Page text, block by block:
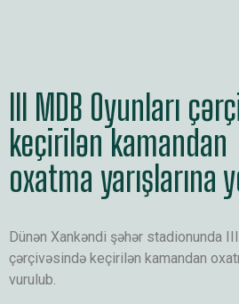
III MDB Oyunları
keçirilən kamandan
oxatma yarışlarına
Dünən Xankəndi şəhər stadionunda
çərçivəsində keçirilən kamandan
vurulub.